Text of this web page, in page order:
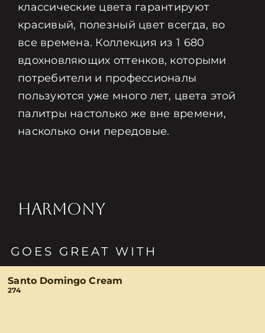
классические цвета гарантируют
красивый, полезный цвет всегда, во
все времена. Коллекция из 1 680
вдохновляющих оттенков, которыми
потребители и профессионалы
пользуются уже много лет, цвета этой
палитры настолько же вне времени,
насколько они передовые.
HARMONY
GOES GREAT WITH
Santo Domingo Cream
274